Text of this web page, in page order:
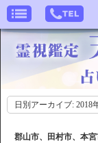
日別アーカイブ: 2018
郡山市、田村市、本